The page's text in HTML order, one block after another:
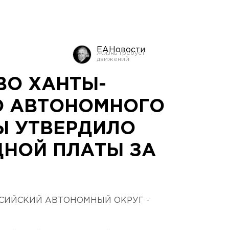
ЕАНовости
ХАНТЫ-
АВТОНОМНОГО
УТВЕРДИЛО
ПЛАТЫ ЗА
АВТОНОМНЫЙ ОКРУГ -